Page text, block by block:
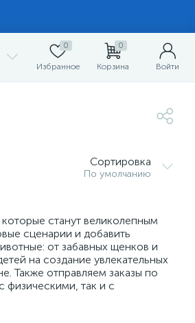
0
Избранное
0
Корзина Войти
Сортировка
По умолчанию
станут великолепным
сценарии и добавить
от забавных щенков и
на создание увлекательных
Также отправляем заказы по
так и с